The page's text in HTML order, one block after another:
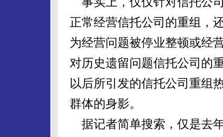
正常经营信托公司的重组，
为经营问题被停业整顿或经
对历史遗留问题信托公司的
以后所引发的信托公司重组
群体的身影。
据记者简单搜索，仅是去